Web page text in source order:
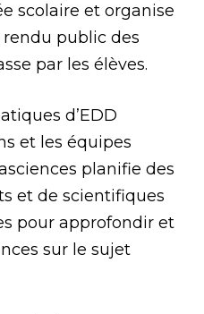
scolaire et organise
public des
par les élèves.
d’EDD
et les équipes
planifie des
et de scientifiques
pour approfondir et
sur le sujet